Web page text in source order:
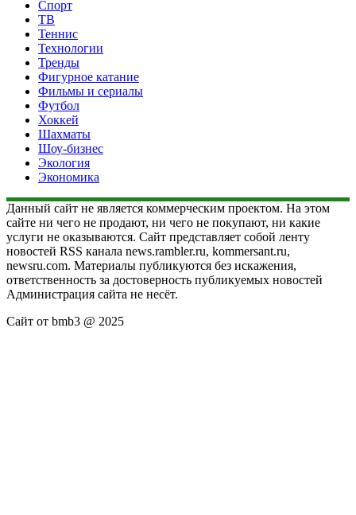
Спорт
ТВ
Теннис
Технологии
Тренды
Фигурное катание
Фильмы и сериалы
Футбол
Хоккей
Шахматы
Шоу-бизнес
Экология
Экономика
Данный сайт не является коммерческим проектом. На этом
сайте ни чего не продают, ни чего не покупают, ни какие
услуги не оказываются. Сайт представляет собой ленту
новостей RSS канала news.rambler.ru, kommersant.ru,
newsru.com. Материалы публикуются без искажения,
ответственность за достоверность публикуемых новостей
Администрация сайта не несёт.
Сайт от bmb3 @ 2025